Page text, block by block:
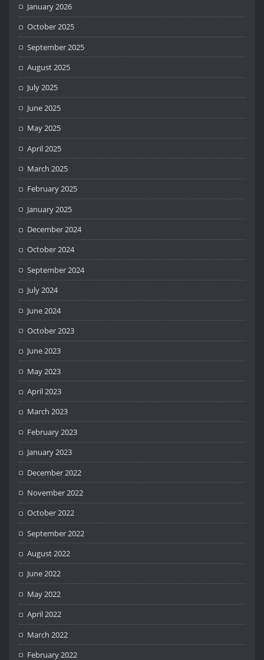
January 2026
October 2025
September 2025
August 2025
July 2025
June 2025
May 2025
April 2025
March 2025
February 2025
January 2025
December 2024
October 2024
September 2024
July 2024
June 2024
October 2023
June 2023
May 2023
April 2023
March 2023
February 2023
January 2023
December 2022
November 2022
October 2022
September 2022
August 2022
June 2022
May 2022
April 2022
March 2022
February 2022